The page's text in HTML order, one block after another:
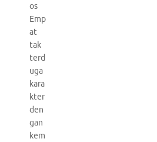
os
Emp
at
tak
terd
uga
kara
kter
den
gan
kem